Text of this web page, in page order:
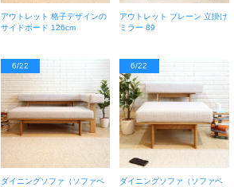
アウトレット 格子デザインの
サイドボード 126cm
アウトレット プレーン 立掛け
ミラー 89
6/22
ダイニングソファ（ソファベ
6/22
ダイニングソファ（ソファベ